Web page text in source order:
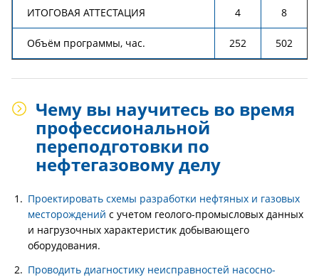
ИТОГОВАЯ АТТЕСТАЦИЯ 4 8
Объём программы, час. 252 502
Чему вы научитесь во время
профессиональной
переподготовки по
нефтегазовому делу
Проектировать схемы разработки нефтяных и газовых
месторождений с учетом геолого-промысловых данных
и нагрузочных характеристик добывающего
оборудования.
Проводить диагностику неисправностей насосно-